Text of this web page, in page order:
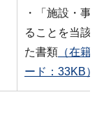
・「施設・
ることを当該
た書類 （在
ード：33KB）